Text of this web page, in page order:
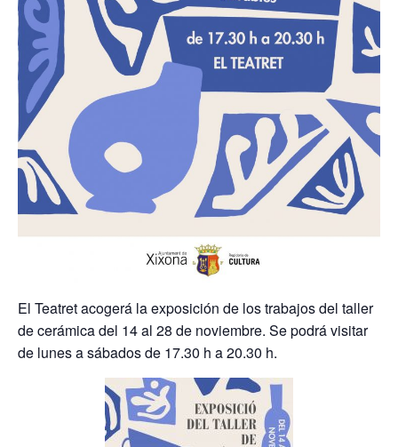
El Teatret acogerá la exposición de los trabajos del taller
de cerámica del 14 al 28 de noviembre. Se podrá visitar
de lunes a sábados de 17.30 h a 20.30 h.